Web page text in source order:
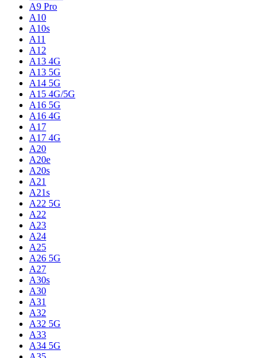
A9 Pro
A10
A10s
A11
A12
A13 4G
A13 5G
A14 5G
A15 4G/5G
A16 5G
A16 4G
A17
A17 4G
A20
A20e
A20s
A21
A21s
A22 5G
A22
A23
A24
A25
A26 5G
A27
A30s
A30
A31
A32
A32 5G
A33
A34 5G